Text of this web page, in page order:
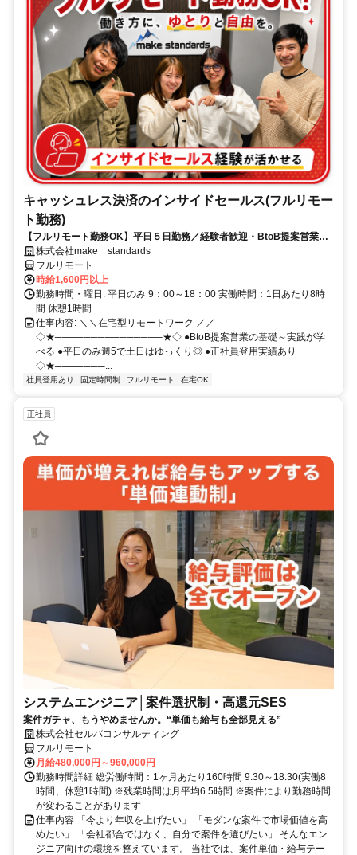
キャッシュレス決済のインサイドセールス(フルリモー
ト勤務)
【フルリモート勤務OK】平日５日勤務／経験者歓迎・BtoB提案営業で
スキルアップ
株式会社make standards
フルリモート
時給1,600円以上
勤務時間・曜日: 平日のみ 9：00～18：00 実働時間：1日あたり8時
間 休憩1時間
仕事内容: ＼＼在宅型リモートワーク ／／
◇★───────────────★◇ ●BtoB提案営業の基礎～実践が学
べる ●平日のみ週5で土日はゆっくり◎ ●正社員登用実績あり
◇★───────...
社員登用あり 固定時間制 フルリモート 在宅OK
正社員
システムエンジニア│案件選択制・高還元SES
案件ガチャ、もうやめませんか。“単価も給与も全部見える”
株式会社セルバコンサルティング
フルリモート
月給480,000円～960,000円
勤務時間詳細 総労働時間：1ヶ月あたり160時間 9:30～18:30(実働8
時間、休憩1時間) ※残業時間は月平均6.5時間 ※案件により勤務時間
が変わることがあります
仕事内容 「今より年収を上げたい」 「モダンな案件で市場価値を高
めたい」 「会社都合ではなく、自分で案件を選びたい」 そんなエン
ジニア向けの環境を整えています。 当社では、案件単価・給与テー